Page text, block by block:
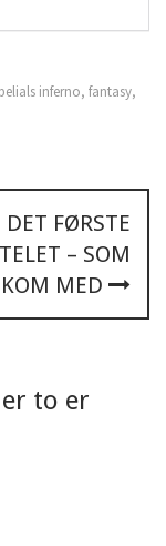
belials inferno, fantasy,
DET FØRSTE
– SOM
MED
to er